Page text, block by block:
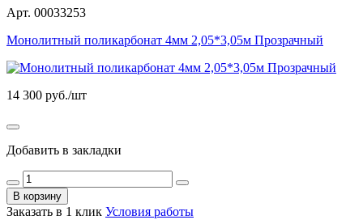
Арт. 00033253
Монолитный поликарбонат 4мм 2,05*3,05м Прозрачный
14 300 руб./шт
Добавить в закладки
В корзину
Заказать в 1 клик Условия работы